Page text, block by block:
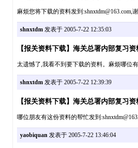
麻烦您将下载的资料发到:shnxtdm@163.com,
shnxtdm发表于 2005-7-22 12:35:03
【报关资料下载】海关总署内部复习
太遗憾了,我看不到要下载的资料。麻烦哪位
shnxtdm发表于 2005-7-22 12:39:39
【报关资料下载】海关总署内部复习
哪位朋友有这份资料的帮忙发到
yaobiquan 发表于 2005-7-22 13:46:04